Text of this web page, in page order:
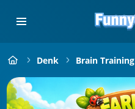
Denk Brain Training